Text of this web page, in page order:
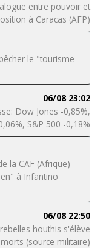
entre pouvoir et
à Caracas (AFP)
le "tourisme
06/08 23:02
Dow Jones -0,85%,
S&P 500 -0,18%
la CAF (Afrique)
à Infantino
06/08 22:50
houthis s'élève
(source militaire)